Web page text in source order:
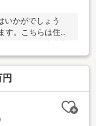
いかがでしょう
。こちらは住宅